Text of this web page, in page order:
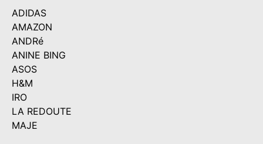
ADIDAS
AMAZON
ANDRé
ANINE BING
ASOS
H&M
IRO
LA REDOUTE
MAJE